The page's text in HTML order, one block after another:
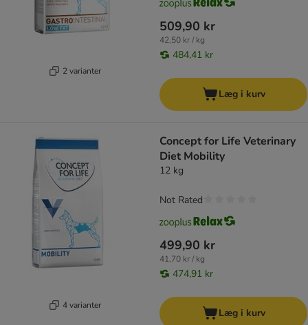
2 varianter
509,90 kr
42,50 kr / kg
484,41 kr
Læg i kurv
4 varianter
Concept for Life Veterinary
Diet Mobility
12 kg
499,90 kr
41,70 kr / kg
474,91 kr
Not Rated
Læg i kurv